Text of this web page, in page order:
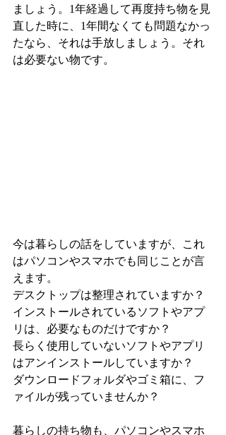
ましょう。1年経過して再度持ち物を見
直した時に、1年間なくても問題なかっ
たなら、それは手放しましょう。それ
は必要ない物です。
今は暮らしの話をしていますが、これ
はパソコンやスマホでも同じことが言
えます。
デスクトップは整理されていますか？
インストールされているソフトやアプ
リは、必要なものだけですか？
長らく使用していないソフトやアプリ
はアンインストールしていますか？
ダウンロードフォルダやゴミ箱に、フ
ァイルが残っていませんか？
暮らしの持ち物も、パソコンやスマホ